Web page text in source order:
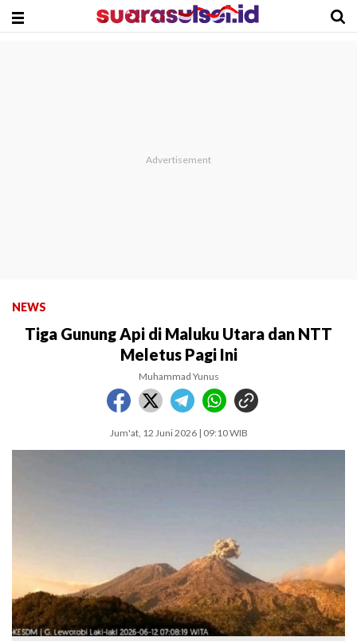
NEWS
Tiga Gunung Api di Maluku Utara dan NTT
Meletus Pagi Ini
Muhammad Yunus
Jum'at, 12 Juni 2026 | 09:10 WIB